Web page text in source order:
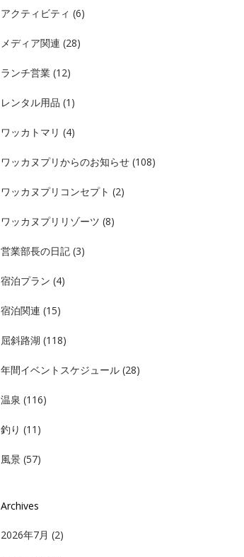
アクティビティ (6)
メディア関連 (28)
ランチ営業 (12)
レンタル用品 (1)
ワッカトマリ (4)
ワッカヌプリからのお知らせ (108)
ワッカヌプリコンセプト (2)
ワッカヌプリリゾーツ (8)
営業部長の日記 (3)
宿泊プラン (4)
宿泊関連 (15)
屈斜路湖 (118)
年間イベントスケジュール (28)
温泉 (116)
釣り (11)
風景 (57)
Archives
2026年7月 (2)